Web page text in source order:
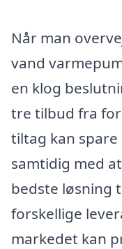
Når man
vand
en klog
tre tilbud fra
tiltag kan
samtidig med
bedste løsning
forskellige
markedet kan